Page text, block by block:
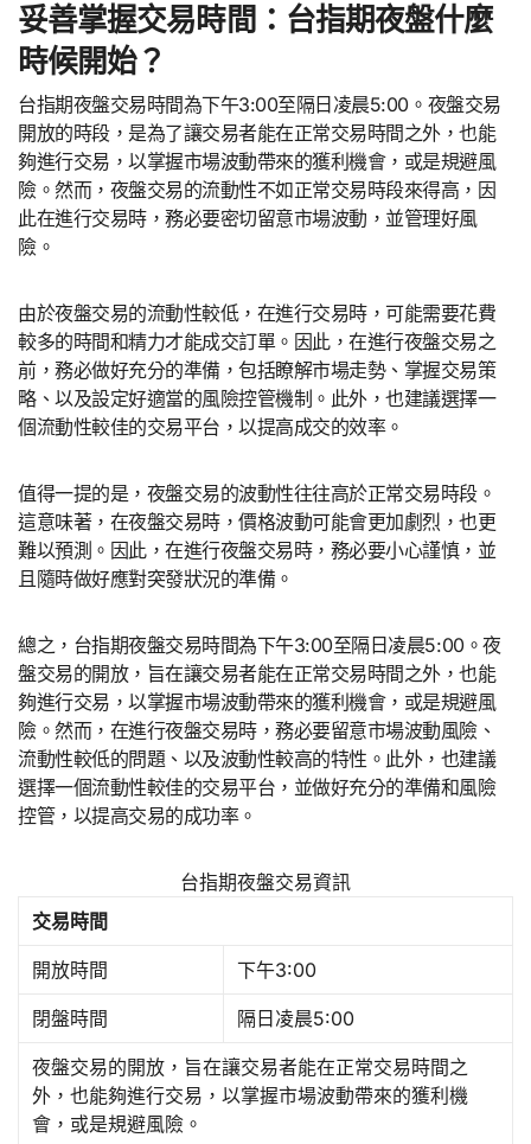
妥善掌握交易時間：台指期夜盤什麼
時候開始？
台指期夜盤交易時間為下午3:00至隔日凌晨5:00。夜盤交易
開放的時段，是為了讓交易者能在正常交易時間之外，也能
夠進行交易，以掌握市場波動帶來的獲利機會，或是規避風
險。然而，夜盤交易的流動性不如正常交易時段來得高，因
此在進行交易時，務必要密切留意市場波動，並管理好風
險。
由於夜盤交易的流動性較低，在進行交易時，可能需要花費
較多的時間和精力才能成交訂單。因此，在進行夜盤交易之
前，務必做好充分的準備，包括瞭解市場走勢、掌握交易策
略、以及設定好適當的風險控管機制。此外，也建議選擇一
個流動性較佳的交易平台，以提高成交的效率。
值得一提的是，夜盤交易的波動性往往高於正常交易時段。
這意味著，在夜盤交易時，價格波動可能會更加劇烈，也更
難以預測。因此，在進行夜盤交易時，務必要小心謹慎，並
且隨時做好應對突發狀況的準備。
總之，台指期夜盤交易時間為下午3:00至隔日凌晨5:00。夜
盤交易的開放，旨在讓交易者能在正常交易時間之外，也能
夠進行交易，以掌握市場波動帶來的獲利機會，或是規避風
險。然而，在進行夜盤交易時，務必要留意市場波動風險、
流動性較低的問題、以及波動性較高的特性。此外，也建議
選擇一個流動性較佳的交易平台，並做好充分的準備和風險
控管，以提高交易的成功率。
台指期夜盤交易資訊
交易時間
開放時間 下午3:00
閉盤時間 隔日凌晨5:00
夜盤交易的開放，旨在讓交易者能在正常交易時間之
外，也能夠進行交易，以掌握市場波動帶來的獲利機
會，或是規避風險。